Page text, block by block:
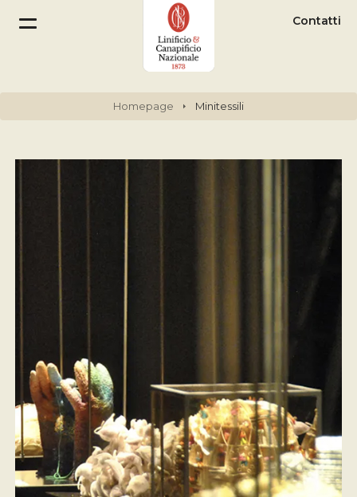
Contatti
Homepage Minitessili